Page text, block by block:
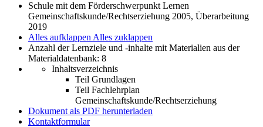
Schule mit dem Förderschwerpunkt Lernen
Gemeinschaftskunde/Rechtserziehung 2005, Überarbeitung
2019
Alles aufklappen Alles zuklappen
Anzahl der Lernziele und -inhalte mit Materialien aus der
Materialdatenbank: 8
Inhaltsverzeichnis
Teil Grundlagen
Teil Fachlehrplan
Gemeinschaftskunde/Rechtserziehung
Dokument als PDF herunterladen
Kontaktformular